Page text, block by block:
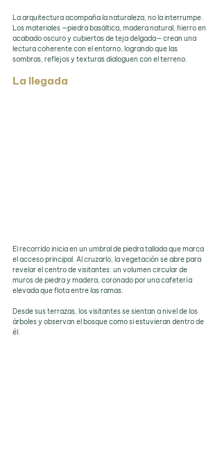
La arquitectura acompaña la naturaleza, no la interrumpe.
Los materiales —piedra basáltica, madera natural, hierro en
acabado oscuro y cubiertas de teja delgada— crean una
lectura coherente con el entorno, logrando que las
sombras, reflejos y texturas dialoguen con el terreno.
La llegada
El recorrido inicia en un umbral de piedra tallada que marca
el acceso principal. Al cruzarlo, la vegetación se abre para
revelar el centro de visitantes: un volumen circular de
muros de piedra y madera, coronado por una cafetería
elevada que flota entre las ramas.
Desde sus terrazas, los visitantes se sientan a nivel de los
árboles y observan el bosque como si estuvieran dentro de
él.